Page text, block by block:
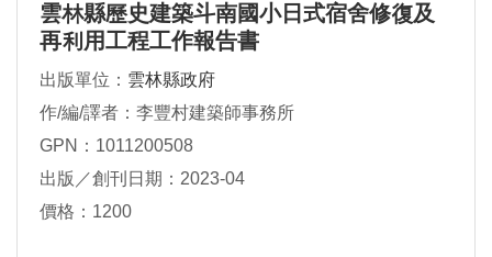
雲林縣歷史建築斗南國小日式宿舍修復及
再利用工程工作報告書
出版單位： 雲林縣政府
作/編/譯者：李豐村建築師事務所
GPN：1011200508
出版／創刊日期：2023-04
價格：1200